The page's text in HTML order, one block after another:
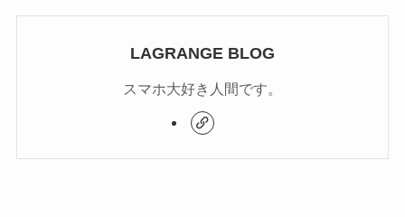
LAGRANGE BLOG
スマホ大好き人間です。